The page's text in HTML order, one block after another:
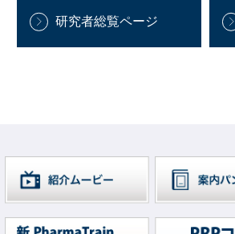
研究者総覧ページ